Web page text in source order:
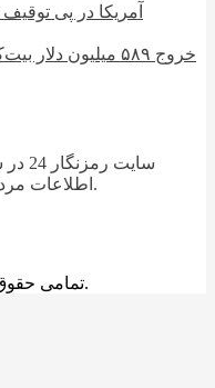
خروج ۵۸۹ میلیون
اطلاعات مردم از دنیای رمز ارز ها راه اندازی گردید.
© تمامیمحفوظ می باشد.